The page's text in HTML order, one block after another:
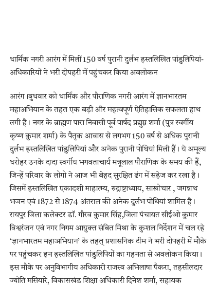
धार्मिक नगरी आरंग में मिलीं 150 वर्ष पुरानी दुर्लभ हस्तलिखित पांडुलिपियां-
अधिकारियों ने भरी दोपहरी में पहुंचकर किया अवलोकन
आरंग।बुधवार को धार्मिक और पौराणिक नगरी आरंग में ज्ञानभारतम
महाअभियान के तहत एक बड़ी और महत्वपूर्ण ऐतिहासिक सफलता हाथ
लगी है। नगर के ब्राह्मण पारा निवासी पूर्व पार्षद प्रद्युम्न शर्मा (पुत्र स्वर्गीय
कृष्ण कुमार शर्मा) के पैतृक आवास से लगभग 150 वर्ष से अधिक पुरानी
दुर्लभ हस्तलिखित पांडुलिपियां और अनेक पुरानी पोथियां मिली हैं। ये अमूल्य
धरोहर उनके दादा स्वर्गीय भगवताचार्य मन्नूलाल पौराणिक के समय की हैं,
जिन्हें परिवार के लोगो ने आज भी बेहद सुरक्षित ढंग में सहेज कर रखा है।
जिसमें हस्तलिखित एकादशी माहात्म्य, रुद्राष्टाध्याय, साखोचार , जगन्नाथ
भजन एवं 1872 से 1874 अंतराल की अनेक दुर्लभ पोथियां शामिल है।
रायपुर जिला कलेक्टर डॉ. गौरव कुमार सिंह,जिला पंचायत सीईओ कुमार
विश्वरंजन एवं नगर निगम आयुक्त संबित मिश्रा के कुशल निर्देशन में चल रहे
‘ज्ञानभारतम महाअभियान’ के तहत् प्रशासनिक टीम ने भरी दोपहरी में मौके
पर पहुंचकर इन हस्तलिखित पांडुलिपियों का गहनता से अवलोकन किया।
इस मौके पर अनुविभागीय अधिकारी राजस्व अभिलाषा पैकरा, तहसीलदार
ज्योति मसियारे, विकासखंड शिक्षा अधिकारी दिनेश शर्मा, सहायक